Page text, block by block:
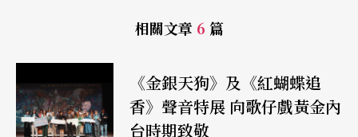
相關文章 6 篇
《金銀天狗》及《紅蝴蝶追
香》聲音特展 向歌仔戲黃金內
台時期致敬